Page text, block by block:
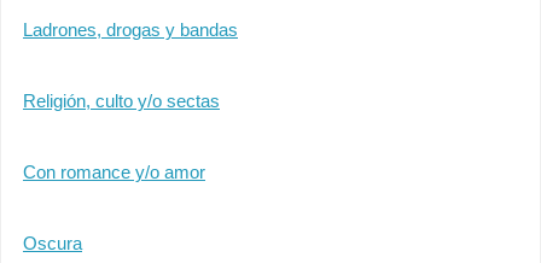
Ladrones, drogas y bandas
Religión, culto y/o sectas
Con romance y/o amor
Oscura